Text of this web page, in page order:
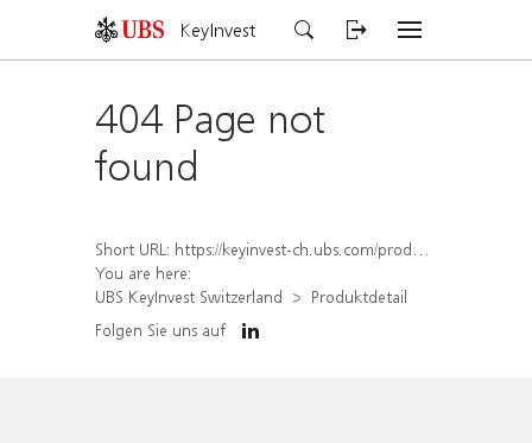
KeyInvest
404 Page not
found
Short URL: https://keyinvest-ch.ubs.com/produkt/detail/index/isin/CH1564687668
You are here:
UBS KeyInvest Switzerland
Produktdetail
Folgen Sie uns auf